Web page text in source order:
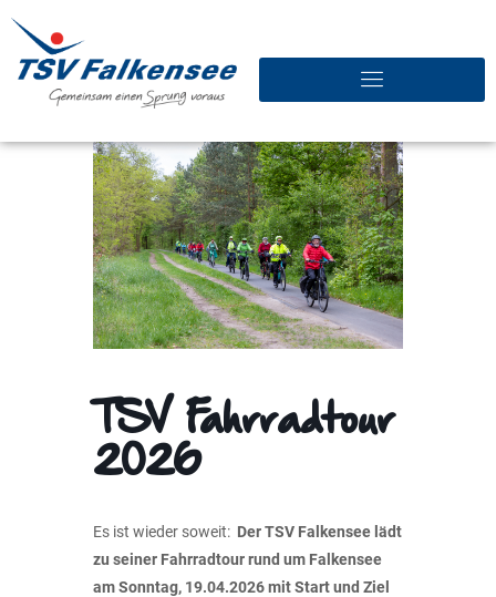
TSV Fahrradtour
2026
Es ist wieder soweit: Der TSV Falkensee lädt
zu seiner Fahrradtour rund um Falkensee
am Sonntag, 19.04.2026 mit Start und Ziel